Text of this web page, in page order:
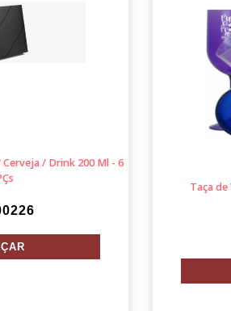
/ Drink 200 Ml - 6
Taça